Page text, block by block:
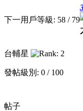
下一用戶等級: 58 / 79
台輔星
發帖級別: 0 / 100
帖子